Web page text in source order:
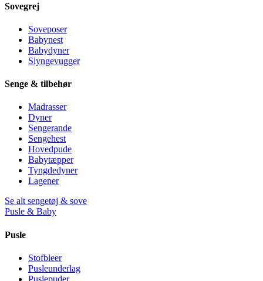
Sovegrej
Soveposer
Babynest
Babydyner
Slyngevugger
Senge & tilbehør
Madrasser
Dyner
Sengerande
Sengehest
Hovedpude
Babytæpper
Tyngdedyner
Lagener
Se alt sengetøj & sove
Pusle & Baby
Pusle
Stofbleer
Pusleunderlag
Puslepuder